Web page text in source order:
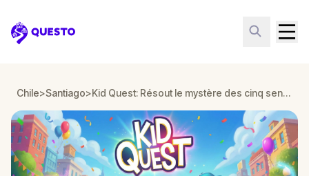
Questo
Chile>Santiago> Kid Quest: Résout le mystère des cinq sens perdus à Santiago